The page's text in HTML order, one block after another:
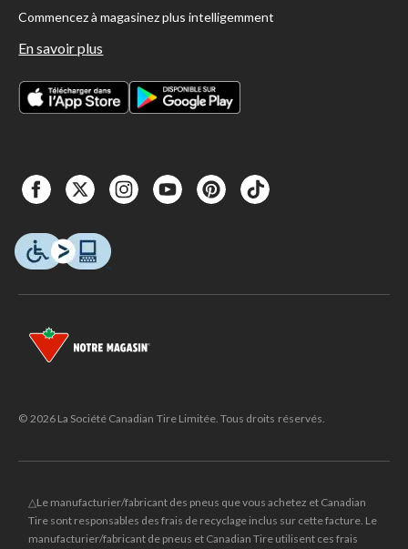
Commencez à magasinez plus intelligemment
En savoir plus
© 2026 La Société Canadian Tire Limitée. Tous droits réservés.
△Le manufacturier/fabricant des pneus que vous achetez et Canadian
Tire sont responsables des frais de recyclage inclus sur cette facture. Le
manufacturier/fabricant de pneus et Canadian Tire utilisent ces frais